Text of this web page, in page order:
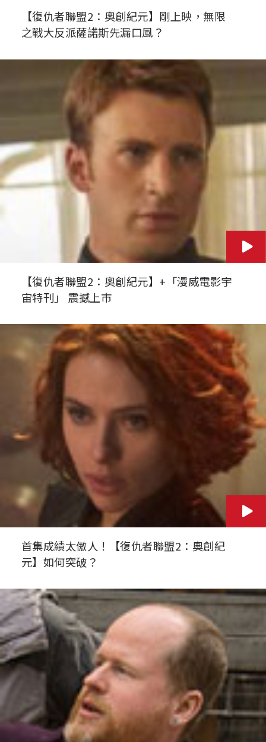
【復仇者聯盟2：奧創紀元】剛上映，無限
之戰大反派薩諾斯先漏口風？
【復仇者聯盟2：奧創紀元】+「漫威電影宇
宙特刊」 震撼上市
首集成績太傲人！【復仇者聯盟2：奧創紀
元】如何突破？